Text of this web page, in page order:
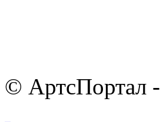
© АртсПортал